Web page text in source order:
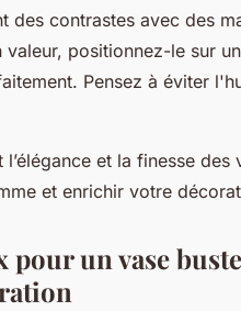
des contrastes avec des
positionnez-le sur
Pensez à éviter
et la finesse des
et enrichir votre
pour un vase